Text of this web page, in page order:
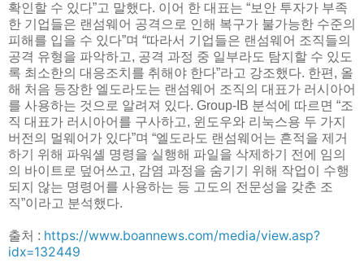
확인할 수 있다”고 말했다. 이어 한 대표는 “보안 투자가 부족
한 기업들은 랜섬웨어 공격으로 인해 복구가 불가능한 수준의
피해를 입을 수 있다”며 “따라서 기업들은 랜섬웨어 조직들의
공격 유형을 파악하고, 공격 과정 중 일부라도 탐지할 수 있도
록 최소한의 대응조치를 취해야 한다”라고 강조했다. 한편, 올
해 처음 등장한 엘도라도는 랜섬웨어 조직의 대표가 러시아어
를 사용하는 것으로 알려져 있다. Group-IB 분석에 따르면 “조
직 대표가 러시아어를 구사하고, 윈도우와 리눅스용 두 가지
버전의 멀웨어가 있다”며 “엘도라도 랜섬웨어는 흔적을 제거
하기 위해 파워셸 명령을 실행해 파일을 삭제하기 전에 임의
의 바이트로 덮어쓰고, 감염 과정을 숨기기 위해 작업이 수행
되지 않는 명령어를 사용하는 등 고도의 전문성을 갖춘 조
직”이라고 분석했다.
출처 : https://www.boannews.com/media/view.asp?
idx=132449